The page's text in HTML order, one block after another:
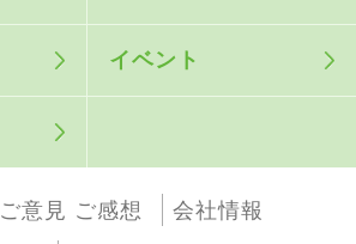
イベント
ご意見 ご感想
会社情報